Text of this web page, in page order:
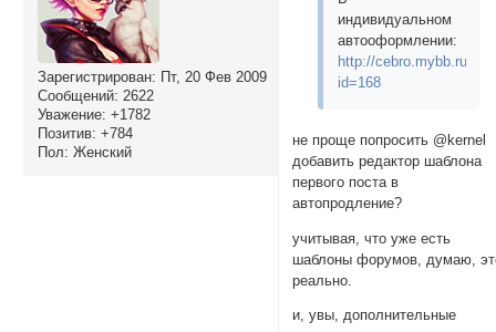
Зарегистрирован: Пт, 20 Фев 2009
Сообщений: 2622
Уважение: +1782
Позитив: +784
Пол: Женский
индивидуальном
автооформлении:
http://cebro.mybb.ru/
id=168
не проще попросить @kernel
добавить редактор шаблона
первого поста в
автопродление?
учитывая, что уже есть
шаблоны форумов, думаю,
реально.
и, увы, дополнительные